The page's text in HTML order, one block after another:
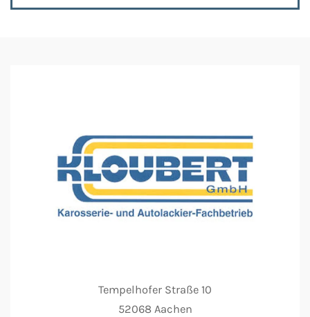
Tempelhofer Straße 10
52068 Aachen